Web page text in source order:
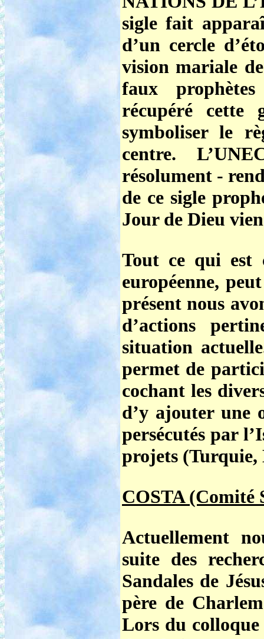
sigle fait
d’un cercle
vision mariale
faux
récupéré cette
symboliser le
centre.
résolument -
de ce sigle
Jour de Dieu
Tout ce qui est
européenne,
présent nous
d’actions
situation
permet de
cochant les
d’y ajouter une
persécutés par
projets
COSTA (Comité
Actuellement
suite des
Sandales de
père de
Lors du